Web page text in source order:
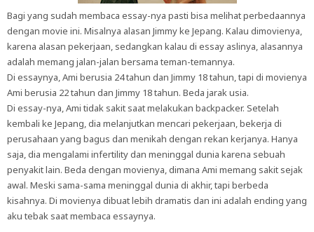
Bagi yang sudah membaca essay-nya pasti bisa melihat perbedaannya
dengan movie ini. Misalnya alasan Jimmy ke Jepang. Kalau dimovienya,
karena alasan pekerjaan, sedangkan kalau di essay aslinya, alasannya
adalah memang jalan-jalan bersama teman-temannya.
Di essaynya, Ami berusia 24 tahun dan Jimmy 18 tahun, tapi di movienya
Ami berusia 22 tahun dan Jimmy 18 tahun. Beda jarak usia.
Di essay-nya, Ami tidak sakit saat melakukan backpacker. Setelah
kembali ke Jepang, dia melanjutkan mencari pekerjaan, bekerja di
perusahaan yang bagus dan menikah dengan rekan kerjanya. Hanya
saja, dia mengalami infertility dan meninggal dunia karena sebuah
penyakit lain. Beda dengan movienya, dimana Ami memang sakit sejak
awal. Meski sama-sama meninggal dunia di akhir, tapi berbeda
kisahnya. Di movienya dibuat lebih dramatis dan ini adalah ending yang
aku tebak saat membaca essaynya.